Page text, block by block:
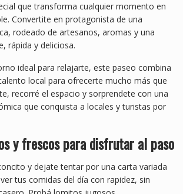
que transforma cualquier momento en
Convertite en protagonista de una
rodeado de artesanos, aromas y una
rápida y deliciosa.
ideal para relajarte, este paseo combina
local para ofrecerte mucho más que
recorré el espacio y sorprendete con una
que conquista a locales y turistas por
y frescos para disfrutar al paso
y dejate tentar por una carta variada
tus comidas del día con rapidez, sin